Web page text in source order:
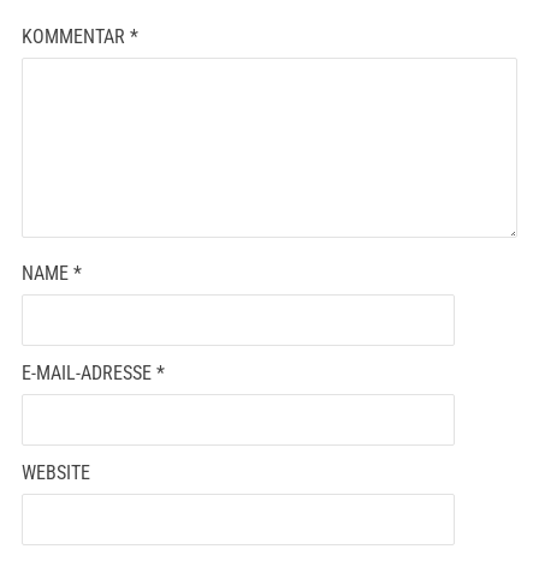
KOMMENTAR *
NAME *
E-MAIL-ADRESSE *
WEBSITE